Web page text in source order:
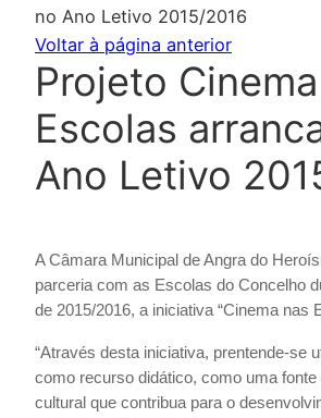
no Ano Letivo 2015/2016
Voltar à página anterior
Projeto
Escolas
Ano Letivo
A Câmara Municipal de Angra do
parceria com as Escolas do Concelho
de 2015/2016, a iniciativa “Cinema nas
“Através desta iniciativa, prentende-se
como recurso didático, como uma
cultural que contribua para o